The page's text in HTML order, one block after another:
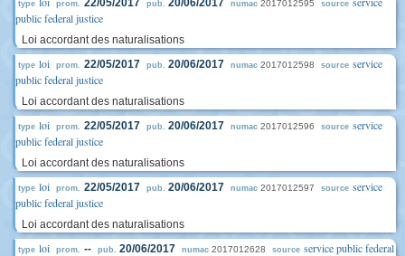
type prom. 22/05/2017 pub. 20/06/2017 numac 2017012595 source
public federal justice
Loi accordant des naturalisations
type loi prom. 22/05/2017 pub. 20/06/2017 numac 2017012598 source service
public federal justice
Loi accordant des naturalisations
type loi prom. 22/05/2017 pub. 20/06/2017 numac 2017012596 source service
public federal justice
Loi accordant des naturalisations
type loi prom. 22/05/2017 pub. 20/06/2017 numac 2017012597 source service
public federal justice
Loi accordant des naturalisations
type loi prom. -- pub. 20/06/2017 numac 2017012628 source service public federal